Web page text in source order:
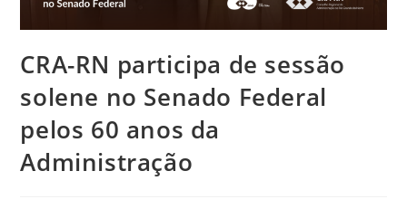
CRA-RN participa de sessão
solene no Senado Federal
pelos 60 anos da
Administração